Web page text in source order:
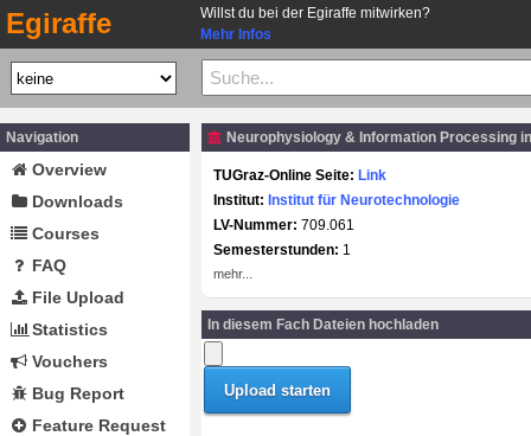
Egiraffe
Willst du bei der Egiraffe mitwirken?
Mehr Infos
Navigation
Overview
Downloads
Courses
FAQ
File Upload
Statistics
Vouchers
Bug Report
Feature Request
Neurophysiology & Information Processing
TUGraz-Online Seite: Link
Institut: Institut für Neurotechnologie
LV-Nummer: 709.061
Semesterstunden: 1
mehr...
In diesem Fach Dateien hochladen